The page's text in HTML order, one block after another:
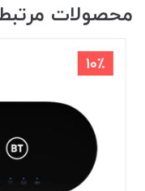
محصولات
10٪